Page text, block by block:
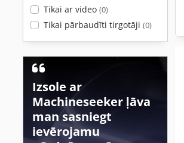
Tikai ar video (0)
Tikai pārbaudīti tirgotāji (0)
Izsole ar
Machineseeker ļāva
man sasniegt
ievērojamu